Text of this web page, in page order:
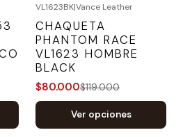
VL1623BK|Vance Leather
CHAQUETA
PHANTOM RACE
VL1623 HOMBRE
BLACK
$80.000$119.000
Ver opciones